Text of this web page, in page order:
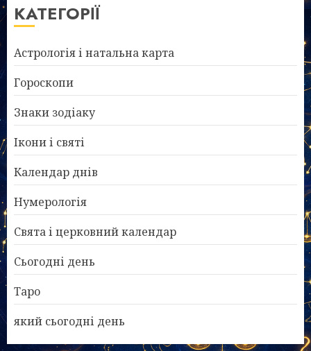
КАТЕГОРІЇ
Астрологія і натальна карта
Гороскопи
Знаки зодіаку
Ікони і святі
Календар днів
Нумерологія
Свята і церковний календар
Сьогодні день
Таро
який сьогодні день